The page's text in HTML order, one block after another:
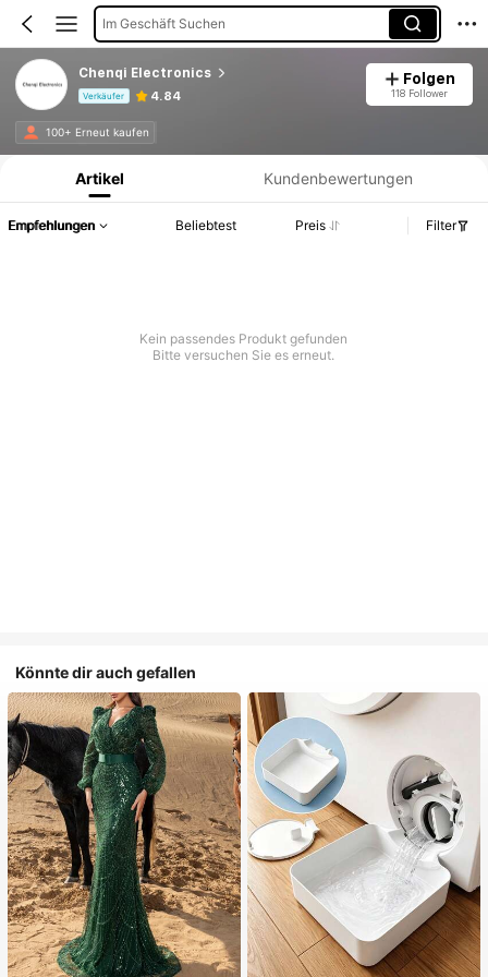
Im Geschäft Suchen
Chenqi Electronics
Verkäufer 4.84
Folgen
118 Follower
100+ Erneut kaufen
Produktinformation: Preisangabe, Verkaufs- und Lagerbestandsdetails.
Artikel Kundenbewertungen
Empfehlungen Beliebtest Preis Filter
Kein passendes Produkt gefunden
Bitte versuchen Sie es erneut.
Könnte dir auch gefallen